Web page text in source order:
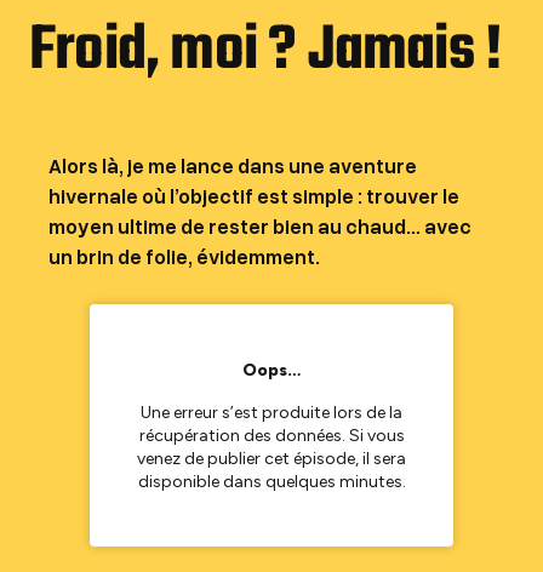
e
rFroid, moi ? Jamais !
Alors là, je me lance dans une aventure
hivernale où l’objectif est simple : trouver le
moyen ultime de rester bien au chaud… avec
un brin de folie, évidemment.